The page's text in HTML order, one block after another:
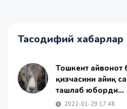
Тасодифий хабарлар
Тошкент ҳайвонот
қизчасини айиқ
ташлаб юборди...
2022-01-29 17:48